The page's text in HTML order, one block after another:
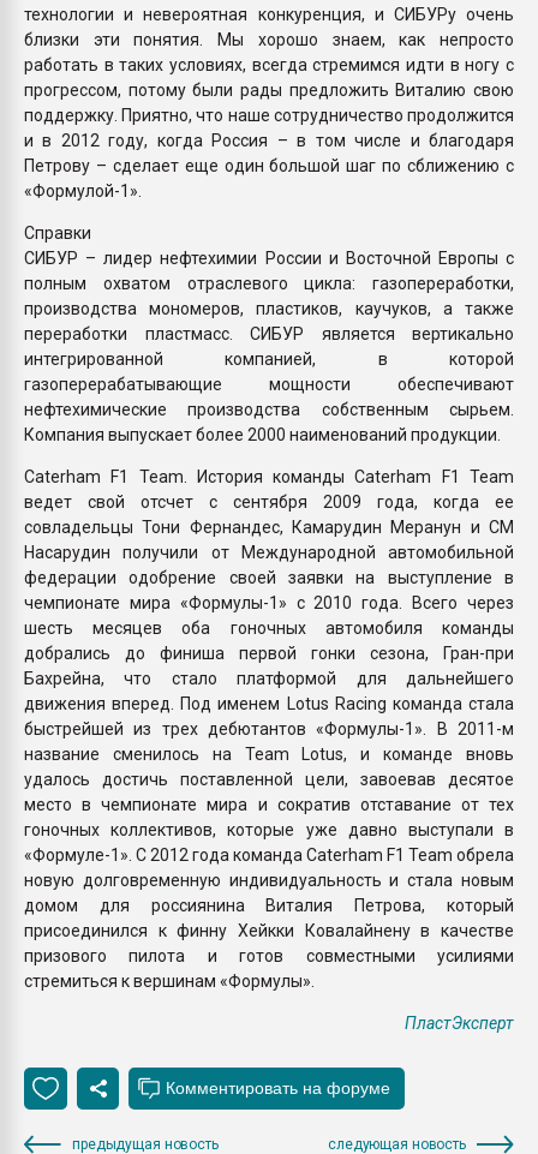
технологии и невероятная конкуренция, и СИБУРу очень
близки эти понятия. Мы хорошо знаем, как непросто
работать в таких условиях, всегда стремимся идти в ногу с
прогрессом, потому были рады предложить Виталию свою
поддержку. Приятно, что наше сотрудничество продолжится
и в 2012 году, когда Россия – в том числе и благодаря
Петрову – сделает еще один большой шаг по сближению с
«Формулой-1».
Справки
СИБУР – лидер нефтехимии России и Восточной Европы с
полным охватом отраслевого цикла: газопереработки,
производства мономеров, пластиков, каучуков, а также
переработки пластмасс. СИБУР является вертикально
интегрированной компанией, в которой
газоперерабатывающие мощности обеспечивают
нефтехимические производства собственным сырьем.
Компания выпускает более 2000 наименований продукции.
Caterham F1 Team. История команды Caterham F1 Team
ведет свой отсчет с сентября 2009 года, когда ее
совладельцы Тони Фернандес, Камарудин Меранун и СМ
Насарудин получили от Международной автомобильной
федерации одобрение своей заявки на выступление в
чемпионате мира «Формулы-1» с 2010 года. Всего через
шесть месяцев оба гоночных автомобиля команды
добрались до финиша первой гонки сезона, Гран-при
Бахрейна, что стало платформой для дальнейшего
движения вперед. Под именем Lotus Racing команда стала
быстрейшей из трех дебютантов «Формулы-1». В 2011-м
название сменилось на Team Lotus, и команде вновь
удалось достичь поставленной цели, завоевав десятое
место в чемпионате мира и сократив отставание от тех
гоночных коллективов, которые уже давно выступали в
«Формуле-1». С 2012 года команда Caterham F1 Team обрела
новую долговременную индивидуальность и стала новым
домом для россиянина Виталия Петрова, который
присоединился к финну Хейкки Ковалайнену в качестве
призового пилота и готов совместными усилиями
стремиться к вершинам «Формулы».
ПластЭксперт
предыдущая новость следующая новость